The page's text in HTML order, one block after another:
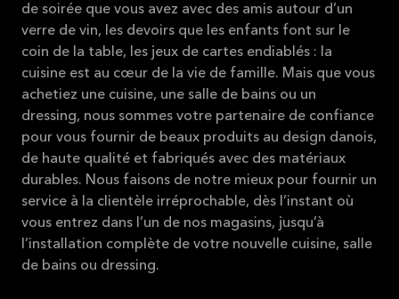
de soirée que vous avez avec des amis autour d’un
verre de vin, les devoirs que les enfants font sur le
coin de la table, les jeux de cartes endiablés : la
cuisine est au cœur de la vie de famille. Mais que vous
achetiez une cuisine, une salle de bains ou un
dressing, nous sommes votre partenaire de confiance
pour vous fournir de beaux produits au design danois,
de haute qualité et fabriqués avec des matériaux
durables. Nous faisons de notre mieux pour fournir un
service à la clientèle irréprochable, dès l’instant où
vous entrez dans l’un de nos magasins, jusqu’à
l’installation complète de votre nouvelle cuisine, salle
de bains ou dressing.